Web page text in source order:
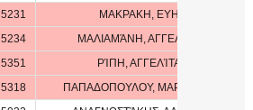
5231
ΜΑΚΡΑΚΗ, ΕΥΗ
5234
ΜΑΛΙΑΜΆΝΗ, ΑΓΓΕΛΙΚΉ
5351
ΡΊΠΗ, ΑΓΓΕΛΊΤΑ
5318
ΠΑΠΑΔΟΠΟΥΛΟΥ, ΜΑΡΙΚΑΙΤΗ